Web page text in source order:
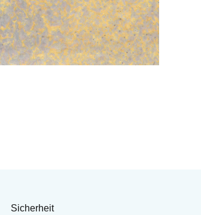
Sicherheit